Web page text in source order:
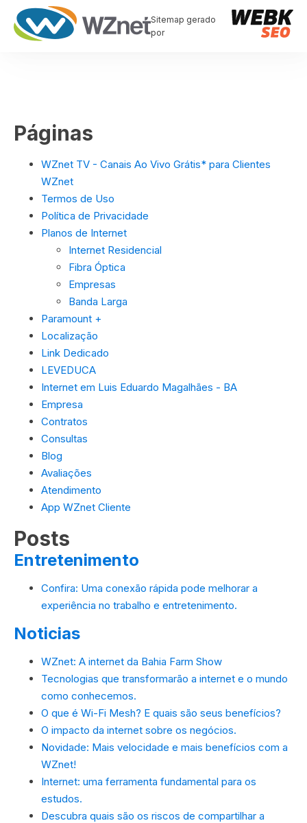
Sitemap gerado
por
Páginas
WZnet TV - Canais Ao Vivo Grátis* para Clientes
WZnet
Termos de Uso
Política de Privacidade
Planos de Internet
Internet Residencial
Fibra Óptica
Empresas
Banda Larga
Paramount +
Localização
Link Dedicado
LEVEDUCA
Internet em Luis Eduardo Magalhães - BA
Empresa
Contratos
Consultas
Blog
Avaliações
Atendimento
App WZnet Cliente
Posts
Entretenimento
Confira: Uma conexão rápida pode melhorar a
experiência no trabalho e entretenimento.
Noticias
WZnet: A internet da Bahia Farm Show
Tecnologias que transformarão a internet e o mundo
como conhecemos.
O que é Wi-Fi Mesh? E quais são seus benefícios?
O impacto da internet sobre os negócios.
Novidade: Mais velocidade e mais benefícios com a
WZnet!
Internet: uma ferramenta fundamental para os
estudos.
Descubra quais são os riscos de compartilhar a